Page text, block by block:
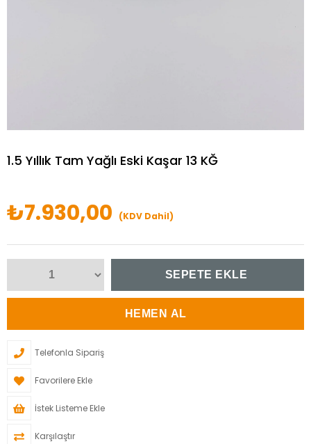
1.5 Yıllık Tam Yağlı Eski Kaşar 13 KĞ
₺7.930,00 (KDV Dahil)
Telefonla Sipariş
Favorilere Ekle
İstek Listeme Ekle
Karşılaştır